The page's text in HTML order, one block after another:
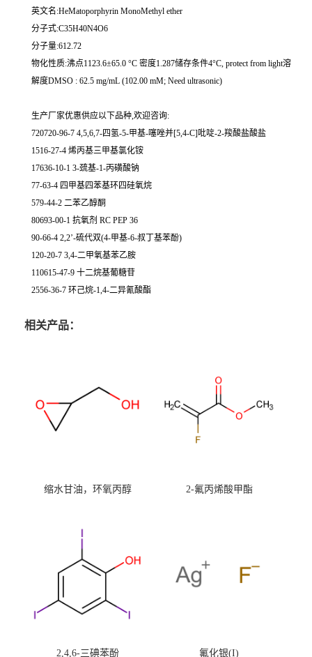
英文名:HeMatoporphyrin MonoMethyl ether
分子式:C35H40N4O6
分子量:612.72
物化性质:沸点1123.6±65.0 °C 密度1.287储存条件4°C, protect from light溶
解度DMSO : 62.5 mg/mL (102.00 mM; Need ultrasonic)
生产厂家优惠供应以下品种,欢迎咨询:
720720-96-7 4,5,6,7-四氢-5-甲基-噻唑并[5,4-C]吡啶-2-羧酸盐酸盐
1516-27-4 烯丙基三甲基氯化铵
17636-10-1 3-巯基-1-丙磺酸钠
77-63-4 四甲基四苯基环四硅氧烷
579-44-2 二苯乙醇酮
80693-00-1 抗氧剂 RC PEP 36
90-66-4 2,2’-硫代双(4-甲基-6-叔丁基苯酚)
120-20-7 3,4-二甲氧基苯乙胺
110615-47-9 十二烷基葡糖苷
2556-36-7 环己烷-1,4-二异氰酸酯
相关产品：
缩水甘油，环氧丙醇 2-氟丙烯酸甲酯
2,4,6-三碘苯酚 氟化银(I)